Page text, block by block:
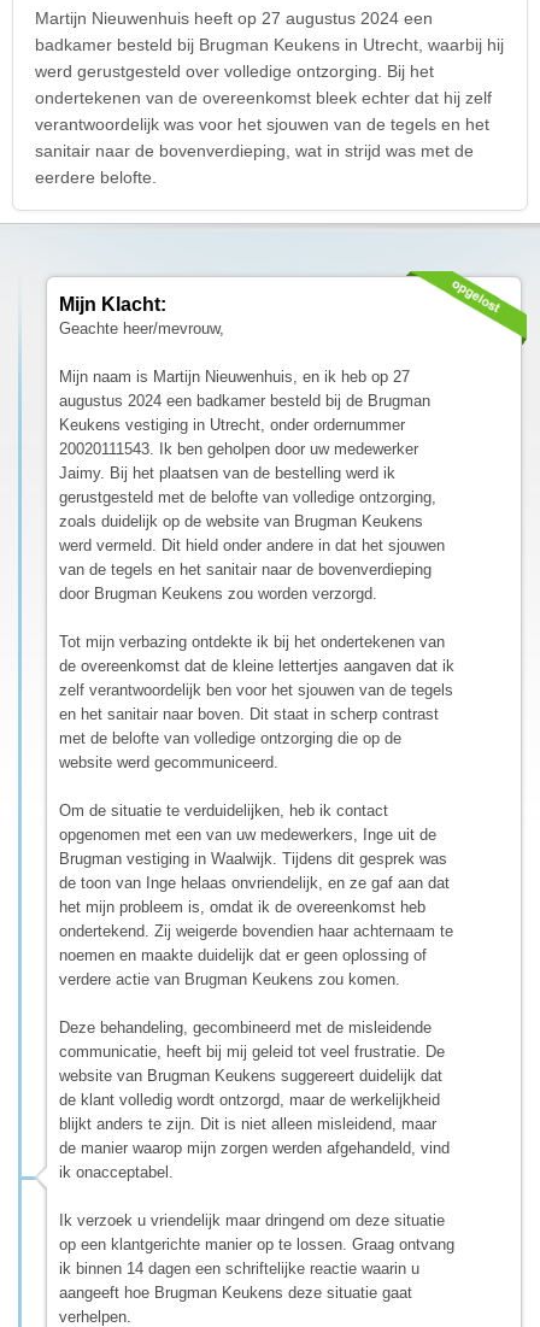
Martijn Nieuwenhuis heeft op 27 augustus 2024 een
badkamer besteld bij Brugman Keukens in Utrecht, waarbij hij
werd gerustgesteld over volledige ontzorging. Bij het
ondertekenen van de overeenkomst bleek echter dat hij zelf
verantwoordelijk was voor het sjouwen van de tegels en het
sanitair naar de bovenverdieping, wat in strijd was met de
eerdere belofte.
Mijn Klacht:
Geachte heer/mevrouw,
Mijn naam is Martijn Nieuwenhuis, en ik heb op 27
augustus 2024 een badkamer besteld bij de Brugman
Keukens vestiging in Utrecht, onder ordernummer
20020111543. Ik ben geholpen door uw medewerker
Jaimy. Bij het plaatsen van de bestelling werd ik
gerustgesteld met de belofte van volledige ontzorging,
zoals duidelijk op de website van Brugman Keukens
werd vermeld. Dit hield onder andere in dat het sjouwen
van de tegels en het sanitair naar de bovenverdieping
door Brugman Keukens zou worden verzorgd.
Tot mijn verbazing ontdekte ik bij het ondertekenen van
de overeenkomst dat de kleine lettertjes aangaven dat ik
zelf verantwoordelijk ben voor het sjouwen van de tegels
en het sanitair naar boven. Dit staat in scherp contrast
met de belofte van volledige ontzorging die op de
website werd gecommuniceerd.
Om de situatie te verduidelijken, heb ik contact
opgenomen met een van uw medewerkers, Inge uit de
Brugman vestiging in Waalwijk. Tijdens dit gesprek was
de toon van Inge helaas onvriendelijk, en ze gaf aan dat
het mijn probleem is, omdat ik de overeenkomst heb
ondertekend. Zij weigerde bovendien haar achternaam te
noemen en maakte duidelijk dat er geen oplossing of
verdere actie van Brugman Keukens zou komen.
Deze behandeling, gecombineerd met de misleidende
communicatie, heeft bij mij geleid tot veel frustratie. De
website van Brugman Keukens suggereert duidelijk dat
de klant volledig wordt ontzorgd, maar de werkelijkheid
blijkt anders te zijn. Dit is niet alleen misleidend, maar
de manier waarop mijn zorgen werden afgehandeld, vind
ik onacceptabel.
Ik verzoek u vriendelijk maar dringend om deze situatie
op een klantgerichte manier op te lossen. Graag ontvang
ik binnen 14 dagen een schriftelijke reactie waarin u
aangeeft hoe Brugman Keukens deze situatie gaat
verhelpen.